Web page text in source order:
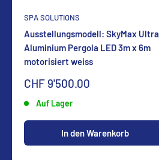
SPA SOLUTIONS
Ausstellungsmodell: SkyMax Ultra
Aluminium Pergola LED 3m x 6m
motorisiert weiss
Sonderpreis
CHF 9'500.00
Auf Lager
In den Warenkorb